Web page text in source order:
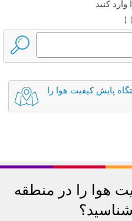
کنید
پایش کیفیت هوا را
هوا را در منطقه